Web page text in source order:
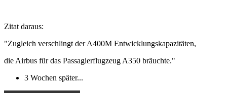
Zitat daraus:
"Zugleich verschlingt der A400M Entwicklungskapazitäten,
die Airbus für das Passagierflugzeug A350 bräuchte."
3 Wochen später...